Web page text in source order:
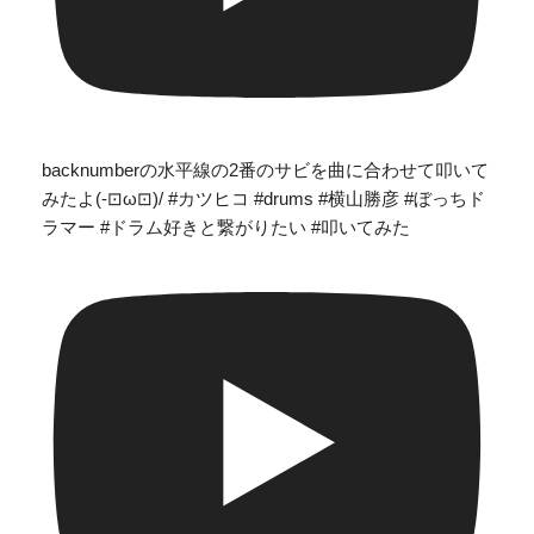
backnumberの水平線の2番のサビを曲に合わせて叩いて
みたよ(-⊡ω⊡)/ #カツヒコ #drums #横山勝彦 #ぼっちド
ラマー #ドラム好きと繋がりたい #叩いてみた